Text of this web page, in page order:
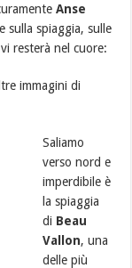
Anse
sulla spiaggia, sulle
resterà nel cuore:
immagini di
Saliamo
verso nord e
imperdibile è
la spiaggia
di Beau
Vallon, una
delle più